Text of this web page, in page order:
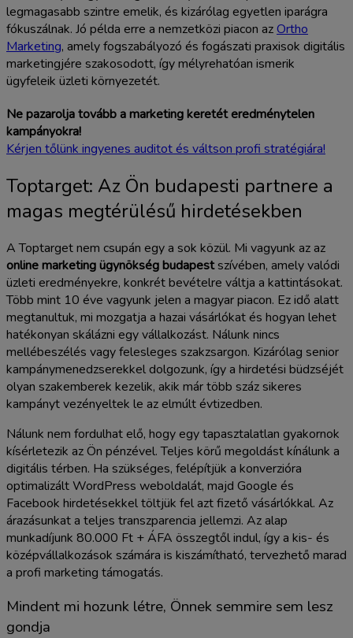
legmagasabb szintre emelik, és kizárólag egyetlen iparágra
fókuszálnak. Jó példa erre a nemzetközi piacon azOrtho
Marketing, amely fogszabályozó és fogászati praxisok digitális
marketingjére szakosodott, így mélyrehatóan ismerik
ügyfeleik üzleti környezetét.
Ne pazarolja tovább a marketing keretét eredménytelen
kampányokra!
Kérjen tőlünk ingyenes auditot és váltson profi stratégiára!
Toptarget: Az Ön budapesti partnere a
magas megtérülésű hirdetésekben
A Toptarget nem csupán egy a sok közül. Mi vagyunk az az
online marketing ügynökség budapestszívében, amely valódi
üzleti eredményekre, konkrét bevételre váltja a kattintásokat.
Több mint 10 éve vagyunk jelen a magyar piacon. Ez idő alatt
megtanultuk, mi mozgatja a hazai vásárlókat és hogyan lehet
hatékonyan skálázni egy vállalkozást. Nálunk nincs
mellébeszélés vagy felesleges szakzsargon. Kizárólag senior
kampánymenedzserekkel dolgozunk, így a hirdetési büdzséjét
olyan szakemberek kezelik, akik már több száz sikeres
kampányt vezényeltek le az elmúlt évtizedben.
Nálunk nem fordulhat elő, hogy egy tapasztalatlan gyakornok
kísérletezik az Ön pénzével. Teljes körű megoldást kínálunk a
digitális térben. Ha szükséges, felépítjük a konverzióra
optimalizált WordPress weboldalát, majd Google és
Facebook hirdetésekkel töltjük fel azt fizető vásárlókkal. Az
árazásunkat a teljes transzparencia jellemzi. Az alap
munkadíjunk 80.000 Ft + ÁFA összegtől indul, így a kis- és
középvállalkozások számára is kiszámítható, tervezhető marad
a profi marketing támogatás.
Mindent mi hozunk létre, Önnek semmire sem lesz
gondja